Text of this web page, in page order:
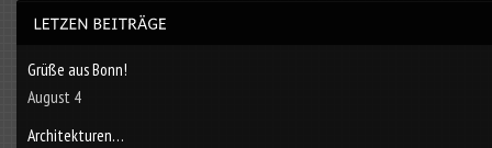
Grüße aus Bonn!
August 4
Architekturen…